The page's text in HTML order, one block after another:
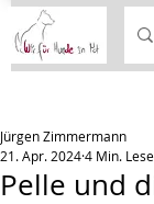
Pelle und
Jürgen Zimmermann
21. Apr. 20244 Min.